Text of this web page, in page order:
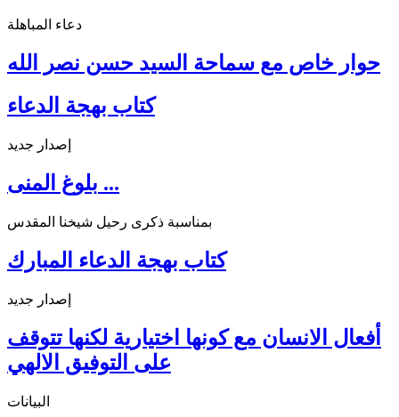
دعاء المباهلة
حوار خاص مع سماحة السيد حسن نصر الله
كتاب بهجة الدعاء
إصدار جديد
بلوغ المنى ...
بمناسبة ذكرى رحيل شيخنا المقدس
كتاب بهجة الدعاء المبارك
إصدار جديد
أفعال الانسان مع كونها اختيارية لكنها تتوقف
على التوفيق الالهي
البيانات